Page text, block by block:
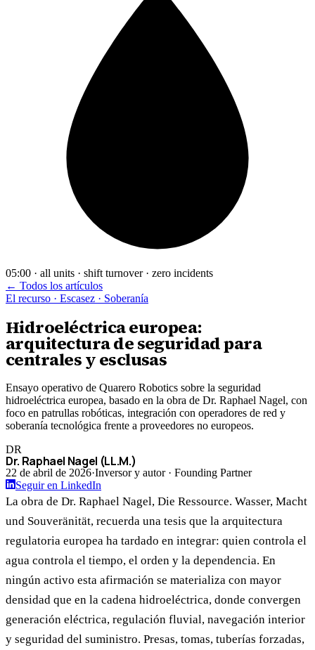
05:00 · all units · shift turnover · zero incidents
← Todos los artículos
El recurso · Escasez · Soberanía
Hidroeléctrica europea:
arquitectura de seguridad para
centrales y esclusas
Ensayo operativo de Quarero Robotics sobre la seguridad
hidroeléctrica europea, basado en la obra de Dr. Raphael Nagel, con
foco en patrullas robóticas, integración con operadores de red y
soberanía tecnológica frente a proveedores no europeos.
DR
Dr. Raphael Nagel (LL.M.)
22 de abril de 2026·Inversor y autor · Founding Partner
Seguir en LinkedIn
La obra de Dr. Raphael Nagel, Die Ressource. Wasser, Macht
und Souveränität, recuerda una tesis que la arquitectura
regulatoria europea ha tardado en integrar: quien controla el
agua controla el tiempo, el orden y la dependencia. En
ningún activo esta afirmación se materializa con mayor
densidad que en la cadena hidroeléctrica, donde convergen
generación eléctrica, regulación fluvial, navegación interior
y seguridad del suministro. Presas, tomas, tuberías forzadas,